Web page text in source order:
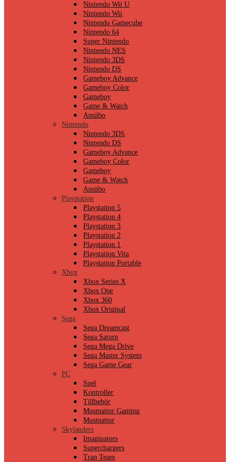
Nintendo Wii U
Nintendo Wii
Nintendo Gamecube
Nintendo 64
Super Nintendo
Nintendo NES
Nintendo 3DS
Nintendo DS
Gameboy Advance
Gameboy Color
Gameboy
Game & Watch
Amiibo
Nintendo
Nintendo 3DS
Nintendo DS
Gameboy Advance
Gameboy Color
Gameboy
Game & Watch
Amiibo
Playstation
Playstation 5
Playstation 4
Playstation 3
Playstation 2
Playstation 1
Playstation Vita
Playstation Portable
Xbox
Xbox Series X
Xbox One
Xbox 360
Xbox Original
Sega
Sega Dreamcast
Sega Saturn
Sega Mega Drive
Sega Master System
Sega Game Gear
PC
Spel
Kontroller
Tillbehör
Musmattor Gaming
Musmattor
Skylanders
Imaginators
Superchargers
Trap Team